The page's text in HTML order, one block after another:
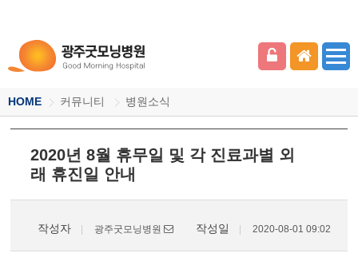
HOME 커뮤니티 병원소식
2020년 8월 휴무일 및 각 진료과별 외
래 휴진일 안내
작성자 광주굿모닝병원 작성일 2020-08-01 09:02